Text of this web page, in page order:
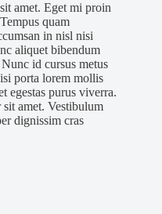
amet. Eget mi proin
quam
in nisl nisi
aliquet bibendum
id cursus metus
porta lorem mollis
egestas purus viverra.
amet. Vestibulum
dignissim cras